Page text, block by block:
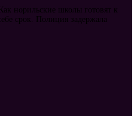
норильские школы готовят к
срок. Полиция задержала